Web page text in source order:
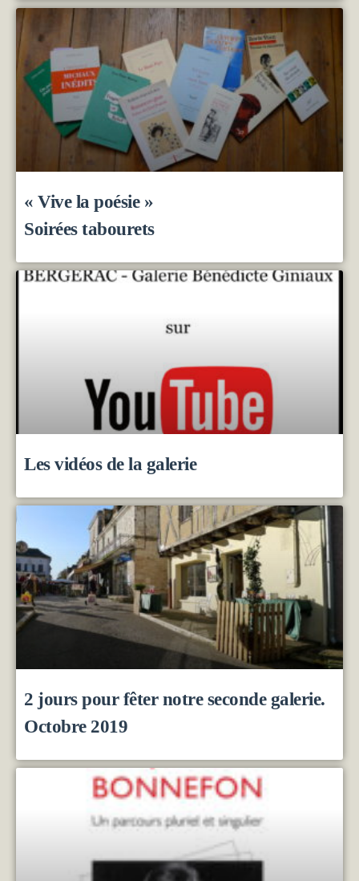
« Vive la poésie »
Soirées tabourets
Les vidéos de la galerie
2 jours pour fêter notre seconde galerie.
Octobre 2019